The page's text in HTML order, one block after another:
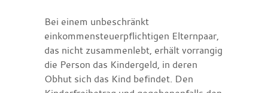
Bei einem unbeschränkt
einkommensteuerpflichtigen Elternpaar,
das nicht zusammenlebt, erhält vorrangig
die Person das Kindergeld, in deren
Obhut sich das Kind befindet. Den